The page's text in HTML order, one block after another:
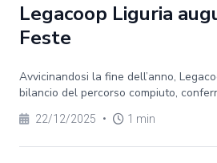
Legacoop Liguria
Feste
Avvicinandosi la fine dell’anno,
bilancio del percorso compiuto,
22/12/2025 • 1 min